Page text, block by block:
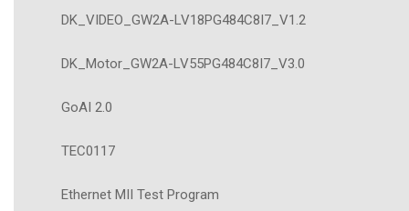
DK_VIDEO_GW2A-LV18PG484C8I7_V1.2
DK_Motor_GW2A-LV55PG484C8I7_V3.0
GoAI 2.0
TEC0117
Ethernet MII Test Program